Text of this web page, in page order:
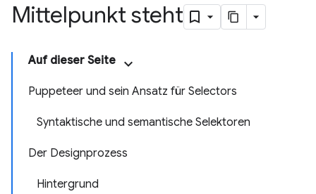
Mittelpunkt steht
Auf dieser Seite
Puppeteer und sein Ansatz für Selectors
Syntaktische und semantische Selektoren
Der Designprozess
Hintergrund